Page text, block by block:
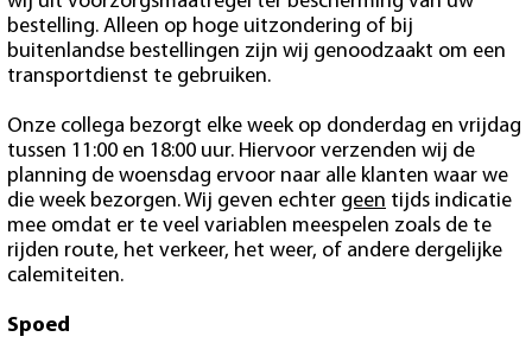
bestelling. Alleen op hoge uitzondering of bij
buitenlandse bestellingen zijn wij genoodzaakt om een
transportdienst te gebruiken.
Onze collega bezorgt elke week op donderdag en vrijdag
tussen 11:00 en 18:00 uur. Hiervoor verzenden wij de
planning de woensdag ervoor naar alle klanten waar we
die week bezorgen. Wij geven echter geen tijds indicatie
mee omdat er te veel variablen meespelen zoals de te
rijden route, het verkeer, het weer, of andere dergelijke
calemiteiten.
Spoed